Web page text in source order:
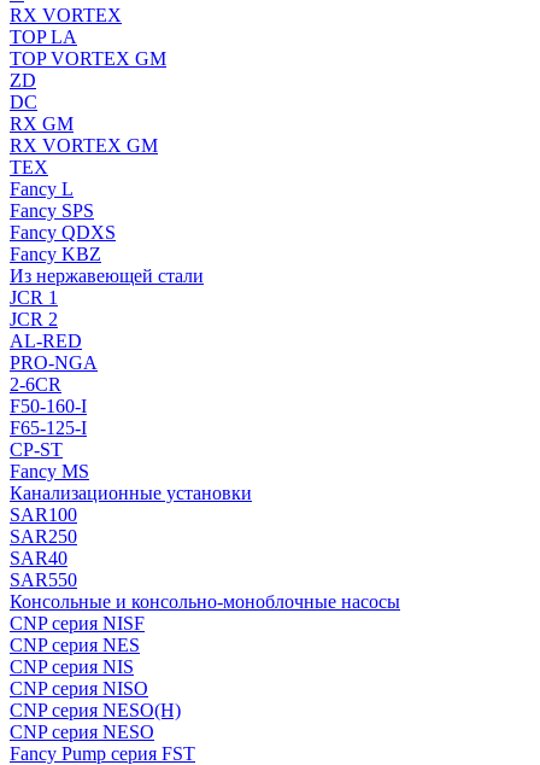
RX VORTEX
TOP LA
TOP VORTEX GM
ZD
DC
RX GM
RX VORTEX GM
TEX
Fancy L
Fancy SPS
Fancy QDXS
Fancy KBZ
Из нержавеющей стали
JCR 1
JCR 2
AL-RED
PRO-NGA
2-6CR
F50-160-I
F65-125-I
CP-ST
Fancy MS
Канализационные установки
SAR100
SAR250
SAR40
SAR550
Консольные и консольно-моноблочные насосы
CNP серия NISF
CNP серия NES
CNP серия NIS
CNP серия NISO
CNP серия NESO(H)
CNP серия NESO
Fancy Pump серия FST